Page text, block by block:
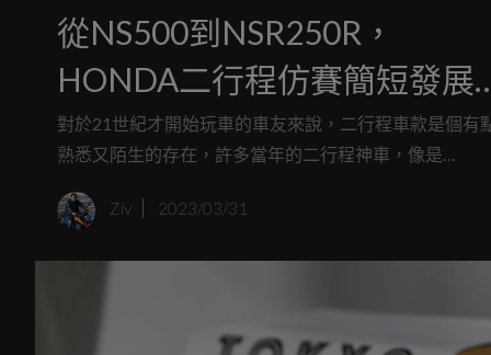
從NS500到NSR250R，
HONDA二行程仿賽簡短發展
史！
對於21世紀才開始玩車的車友來說，二行程車款是個有
熟悉又陌生的存在，許多當年的二行程神車，像是
來說，一直有種莫名的憧憬；今天就要簡單帶大家認識
Ziv 2023/03/31